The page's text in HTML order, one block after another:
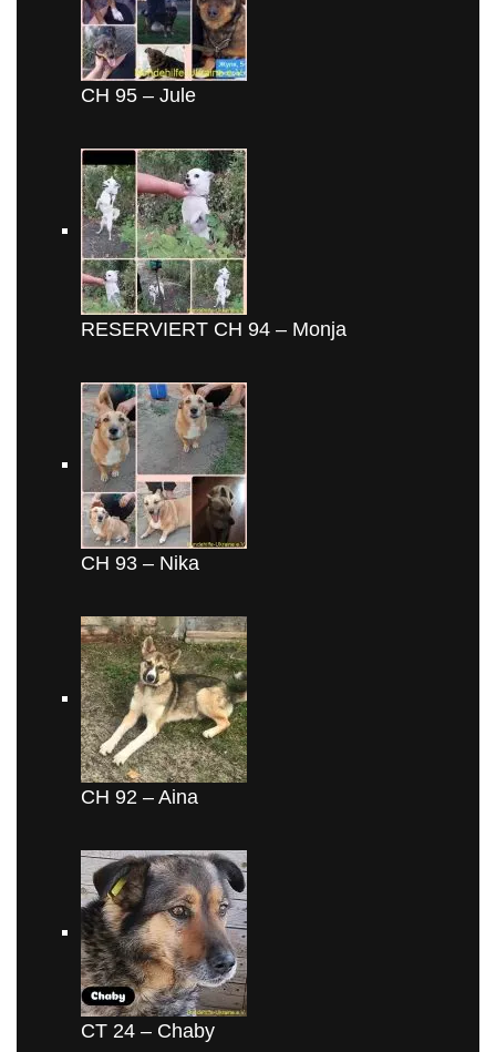
CH 95 – Jule
RESERVIERT CH 94 – Monja
CH 93 – Nika
CH 92 – Aina
CT 24 – Chaby